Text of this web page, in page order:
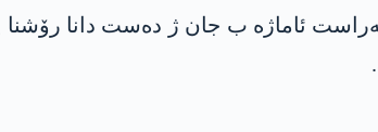
ئاماژە ب جان ژ دەست دانا رۆشنا